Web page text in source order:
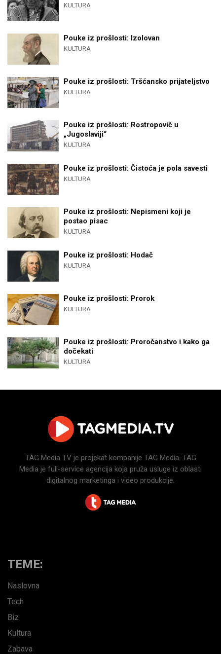
KULTURA
Pouke iz prošlosti: Izolovan
KULTURA
Pouke iz prošlosti: Tršćansko prijateljstvo
KULTURA
Pouke iz prošlosti: Rostropovič u
„Jugoslaviji“
KULTURA
Pouke iz prošlosti: Čistoća je pola savesti
KULTURA
Pouke iz prošlosti: Nepismeni koji je
postao pisac
KULTURA
Pouke iz prošlosti: Hodač
KULTURA
Pouke iz prošlosti: Prorok
KULTURA
Pouke iz prošlosti: Proročanstvo i kako ga
dočekati
KULTURA
TAG Media TV je projekat kompanije TAG Media. TAG
Media je full-service agencija koja pruža usluge iz oblasti
digitalnog marketinga i video produkcije.
TEME:
Naslovna
Tech
Biz
Kultura
Zabava